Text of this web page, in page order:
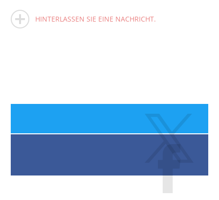
HINTERLASSEN SIE EINE NACHRICHT.